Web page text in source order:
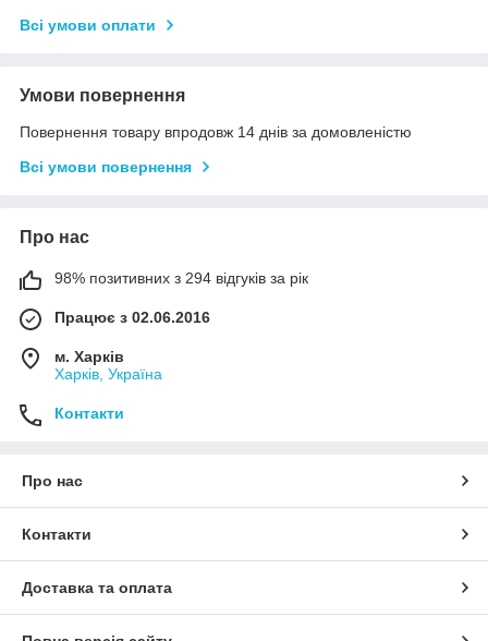
Всі умови оплати
Умови повернення
Повернення товару впродовж 14 днів за домовленістю
Всі умови повернення
Про нас
98% позитивних з 294 відгуків за рік
Працює з 02.06.2016
м. Харків
Харків, Україна
Контакти
Про нас
Контакти
Доставка та оплата